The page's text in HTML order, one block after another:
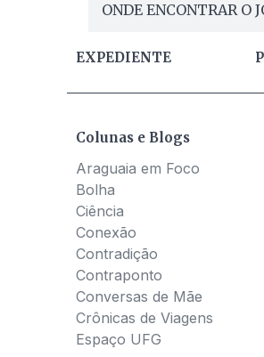
ONDE ENCONTRAR O
EXPEDIENTE
Colunas e Blogs
Araguaia em Foco
Bolha
Ciência
Conexão
Contradição
Contraponto
Conversas de Mãe
Crônicas de Viagens
Espaço UFG